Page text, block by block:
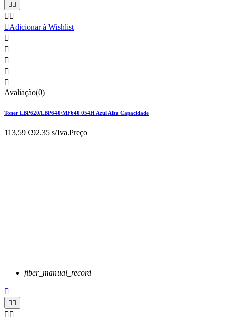
 
 
Adicionar à Wishlist





Avaliação(0)
Toner LBP620/LBP640/MF640 054H Azul Alta Capacidade
113,59 €92.35 s/Iva.Preço
fiber_manual_record

 
 